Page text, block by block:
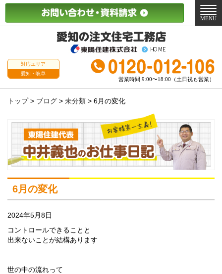
対応エリア
愛知・岐阜
営業時間 9:00〜18:00（土日祝も営業）
メ
ニ
MENU
トップ> ブログ > 未分類 > 6月の変化
6月の変化
2024年5月8日
コントロールできることと
出来ないことが結構あります
世の中の流れって